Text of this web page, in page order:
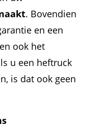
. Bovendien
en een
ook het
u een heftruck
is dat ook geen